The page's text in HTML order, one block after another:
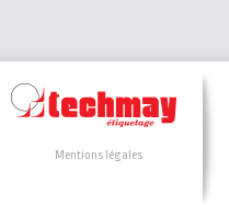
Mentions légales